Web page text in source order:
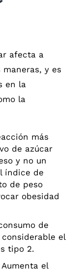
afecta a
y es
en la
la
más
de azúcar
y no un
índice de
de peso
obesidad
de
el
tipo 2.
Aumenta el